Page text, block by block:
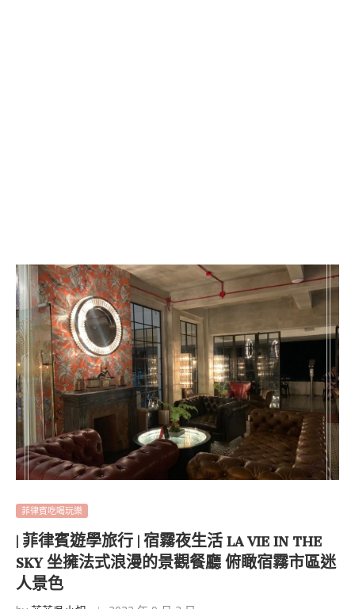
菲律賓吃喝玩樂
| 菲律賓遊學旅行 | 宿霧夜生活 LA VIE IN THE
SKY 坐擁法式浪漫的景觀餐廳 俯瞰宿霧市區迷
人景色